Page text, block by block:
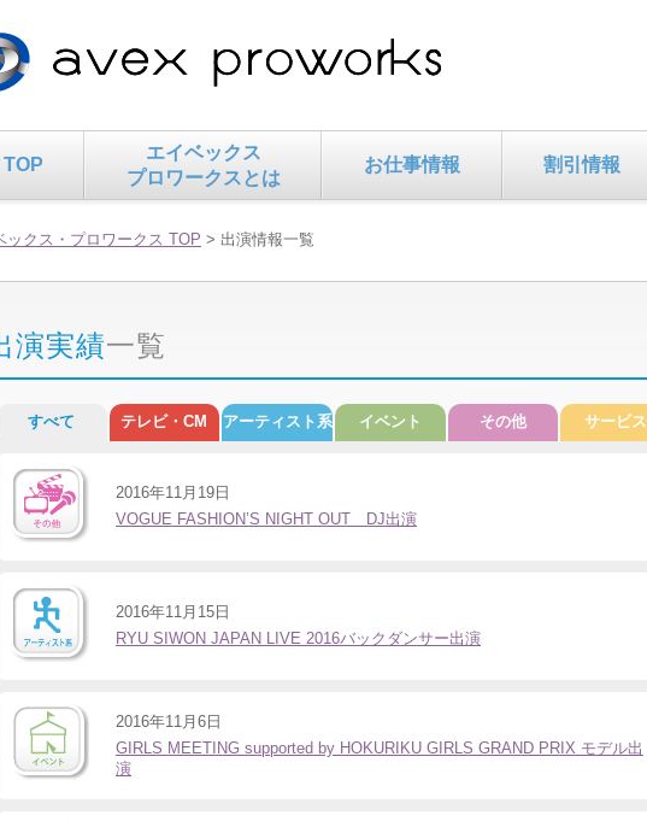
TOP
エイベックス
プロワークスとは
お仕事情報 割引情報
ックス・プロワークス TOP > 出演情報一覧
演実績一覧
すべて テレビ・CM アーティスト系 イベント その他 サービス
2016年11月19日
VOGUE FASHION’S NIGHT OUT DJ出演
2016年11月15日
RYU SIWON JAPAN LIVE 2016バックダンサー出演
2016年11月6日
GIRLS MEETING supported by HOKURIKU GIRLS GRAND PRIX モデル出
演